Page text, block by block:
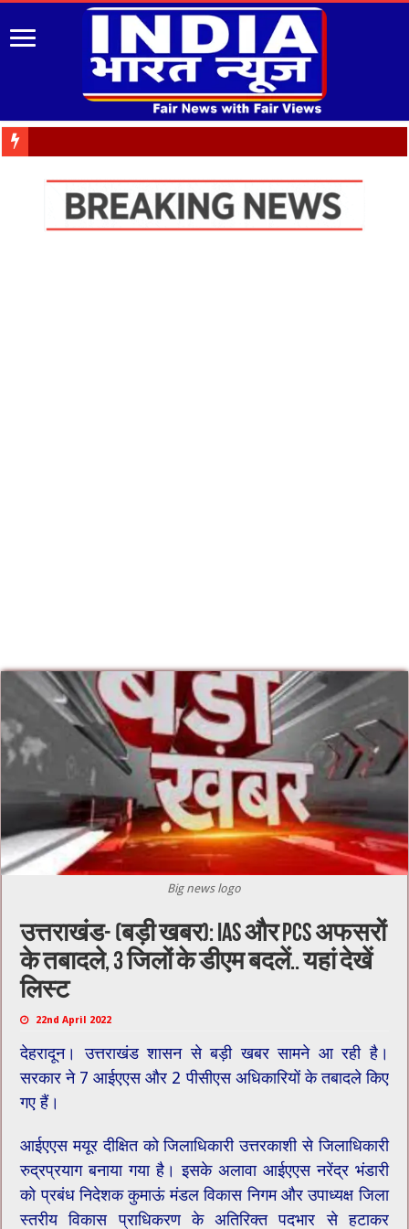
Big news logo
उत्तराखंड- (बड़ी खबर): IAS और PCS अफसरों
के तबादले, 3 जिलों के डीएम बदलें.. यहां देखें
लिस्ट
22nd April 2022
देहरादून। उत्तराखंड शासन से बड़ी खबर सामने आ रही है।
सरकार ने 7 आईएएस और 2 पीसीएस अधिकारियों के तबादले किए
गए हैं।
आईएएस मयूर दीक्षित को जिलाधिकारी उत्तरकाशी से जिलाधिकारी
रुद्रप्रयाग बनाया गया है। इसके अलावा आईएएस नरेंद्र भंडारी
को प्रबंध निदेशक कुमाऊं मंडल विकास निगम और उपाध्यक्ष जिला
स्तरीय विकास प्राधिकरण के अतिरिक्त पदभार से हटाकर